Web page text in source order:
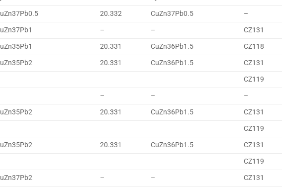
20.332 CuZn37Pb0.5 –
– – CZ131
20.331 CuZn36Pb1.5 CZ118
20.331 CuZn36Pb1.5 CZ131
CZ119
– – –
20.331 CuZn36Pb1.5 CZ131
CZ119
20.331 CuZn36Pb1.5 CZ131
CZ119
– – CZ131